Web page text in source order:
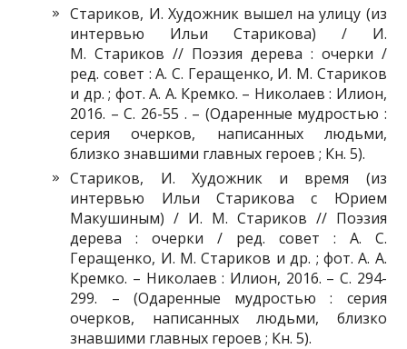
Стариков, И. Художник вышел на улицу (из
интервью Ильи Старикова) / И.
М. Стариков // Поэзия дерева : очерки /
ред. совет : А. С. Геращенко, И. М. Стариков
и др. ; фот. А. А. Кремко. – Николаев : Илион,
2016. – С. 26-55 . – (Одаренные мудростью :
серия очерков, написанных людьми,
близко знавшими главных героев ; Кн. 5).
Стариков, И. Художник и время (из
интервью Ильи Старикова с Юрием
Макушиным) / И. М. Стариков // Поэзия
дерева : очерки / ред. совет : А. С.
Геращенко, И. М. Стариков и др. ; фот. А. А.
Кремко. – Николаев : Илион, 2016. – С. 294-
299. – (Одаренные мудростью : серия
очерков, написанных людьми, близко
знавшими главных героев ; Кн. 5).